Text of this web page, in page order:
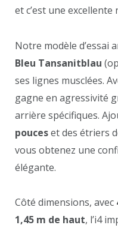
et c’est une excellente
Notre modèle d’essai
Bleu Tansanitblau
ses lignes musclées.
gagne en agressivité
arrière spécifiques.
pouceset des étriers
vous obtenez une
élégante.
Côté dimensions, avec
1,45 m de haut, l’i4